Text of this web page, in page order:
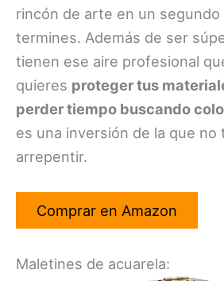
rincón de arte en un segundo
termines. Además de ser
tienen ese aire profesional
quieres proteger tus
perder tiempo buscando
es una inversión de la que no
arrepentir.
Comprar en Amazon
Maletines de acuarela: